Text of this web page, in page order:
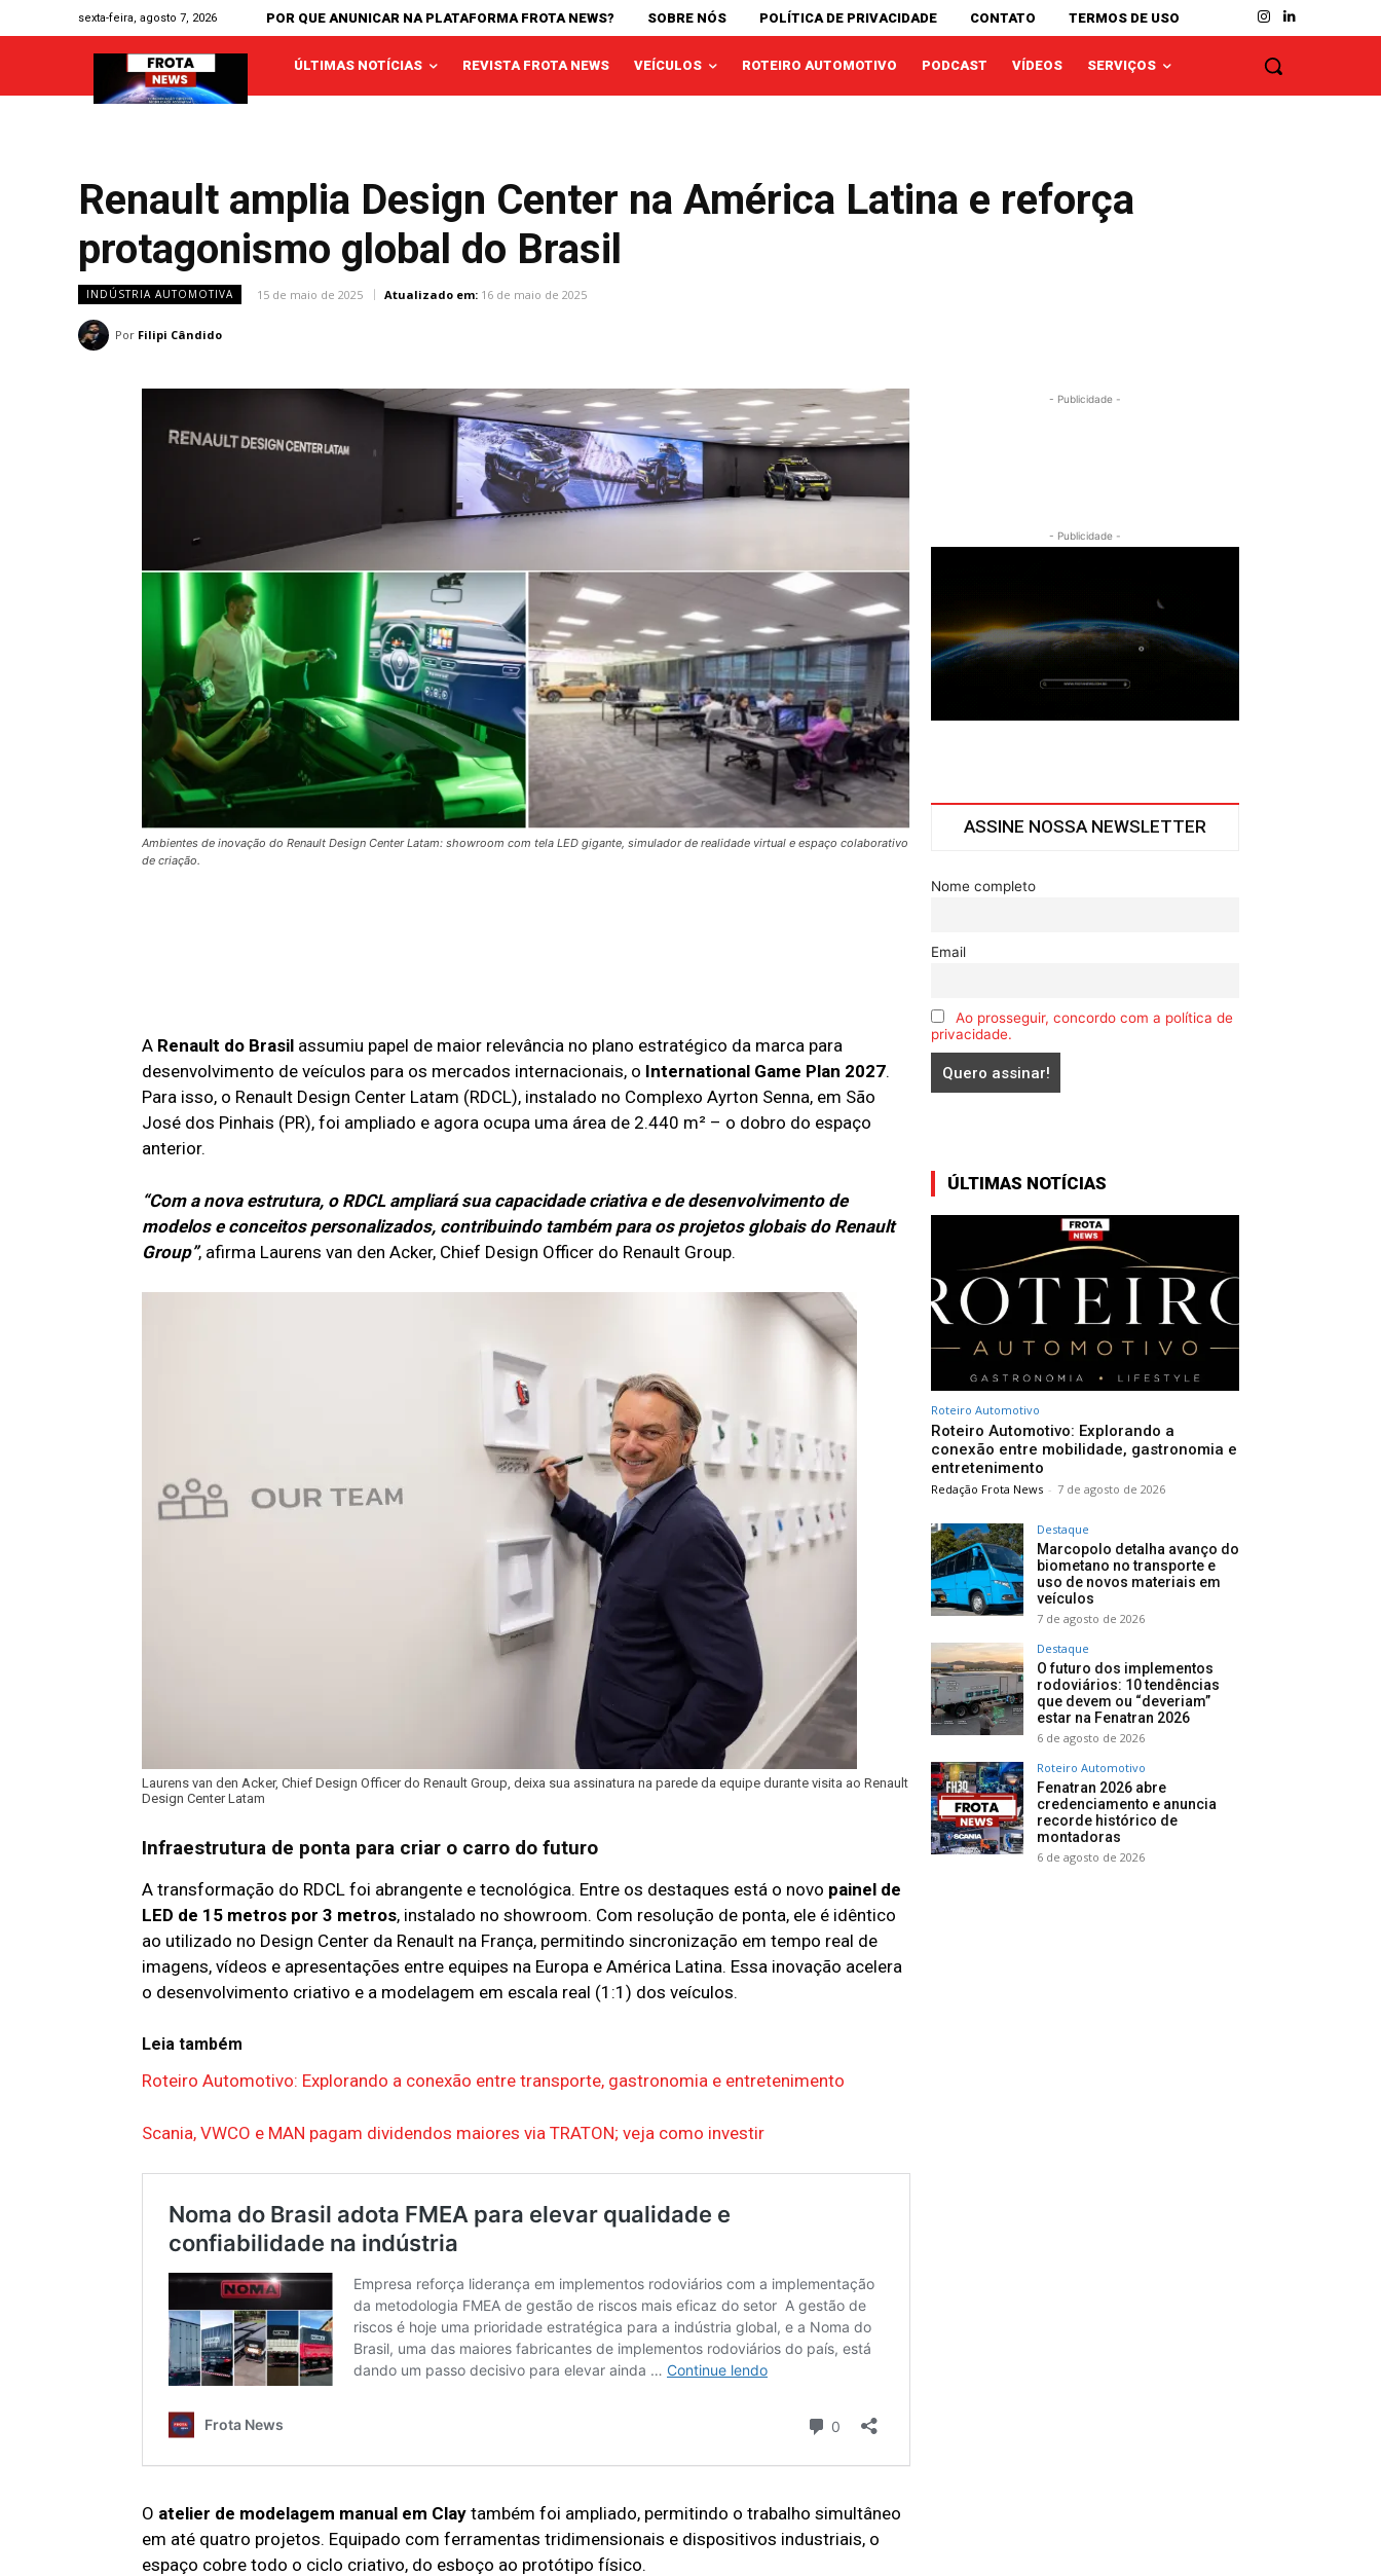
sexta-feira, agosto 7, 2026 POR QUE ANUNICAR NA PLATAFORMA FROTA NEWS? SOBRE NÓS POLÍTICA DE PRIVACIDADE CONTATO TERMOS DE USO
ÚLTIMAS NOTÍCIAS REVISTA FROTA NEWS VEÍCULOS ROTEIRO AUTOMOTIVO PODCAST VÍDEOS SERVIÇOS
Renault amplia Design Center na América Latina e reforça
protagonismo global do Brasil
INDÚSTRIA AUTOMOTIVA 15 de maio de 2025 Atualizado em: 16 de maio de 2025
Por Filipi Cândido
Ambientes de inovação do Renault Design Center Latam: showroom com tela LED gigante, simulador de realidade virtual e espaço colaborativo
de criação.
A Renault do Brasil assumiu papel de maior relevância no plano estratégico da marca para
desenvolvimento de veículos para os mercados internacionais, o International Game Plan 2027.
Para isso, o Renault Design Center Latam (RDCL), instalado no Complexo Ayrton Senna, em São
José dos Pinhais (PR), foi ampliado e agora ocupa uma área de 2.440 m² – o dobro do espaço
anterior.
“Com a nova estrutura, o RDCL ampliará sua capacidade criativa e de desenvolvimento de
modelos e conceitos personalizados, contribuindo também para os projetos globais do Renault
Group”, afirma Laurens van den Acker, Chief Design Officer do Renault Group.
Laurens van den Acker, Chief Design Officer do Renault Group, deixa sua assinatura na parede da equipe durante visita ao Renault
Design Center Latam
Infraestrutura de ponta para criar o carro do futuro
A transformação do RDCL foi abrangente e tecnológica. Entre os destaques está o novo painel de
LED de 15 metros por 3 metros, instalado no showroom. Com resolução de ponta, ele é idêntico
ao utilizado no Design Center da Renault na França, permitindo sincronização em tempo real de
imagens, vídeos e apresentações entre equipes na Europa e América Latina. Essa inovação acelera
o desenvolvimento criativo e a modelagem em escala real (1:1) dos veículos.
Leia também
Roteiro Automotivo: Explorando a conexão entre transporte, gastronomia e entretenimento
Scania, VWCO e MAN pagam dividendos maiores via TRATON; veja como investir
O atelier de modelagem manual em Clay também foi ampliado, permitindo o trabalho simultâneo
em até quatro projetos. Equipado com ferramentas tridimensionais e dispositivos industriais, o
espaço cobre todo o ciclo criativo, do esboço ao protótipo físico.
- Publicidade -
- Publicidade -
ASSINE NOSSA NEWSLETTER
Nome completo
Email
Ao prosseguir, concordo com a política de
privacidade.
ÚLTIMAS NOTÍCIAS
Roteiro Automotivo
Roteiro Automotivo: Explorando a
conexão entre mobilidade, gastronomia e
entretenimento
Redação Frota News - 7 de agosto de 2026
Destaque
Marcopolo detalha avanço do
biometano no transporte e
uso de novos materiais em
veículos
7 de agosto de 2026
Destaque
O futuro dos implementos
rodoviários: 10 tendências
que devem ou “deveriam”
estar na Fenatran 2026
6 de agosto de 2026
Roteiro Automotivo
Fenatran 2026 abre
credenciamento e anuncia
recorde histórico de
montadoras
6 de agosto de 2026